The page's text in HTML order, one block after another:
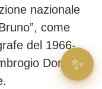
nazionale
come
del 1966-
Donini✨